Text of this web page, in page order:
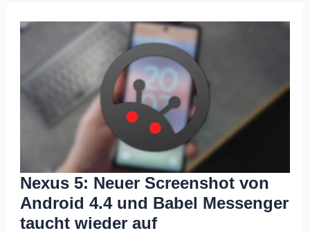
Nexus 5: Neuer Screenshot von
Android 4.4 und Babel Messenger
taucht wieder auf